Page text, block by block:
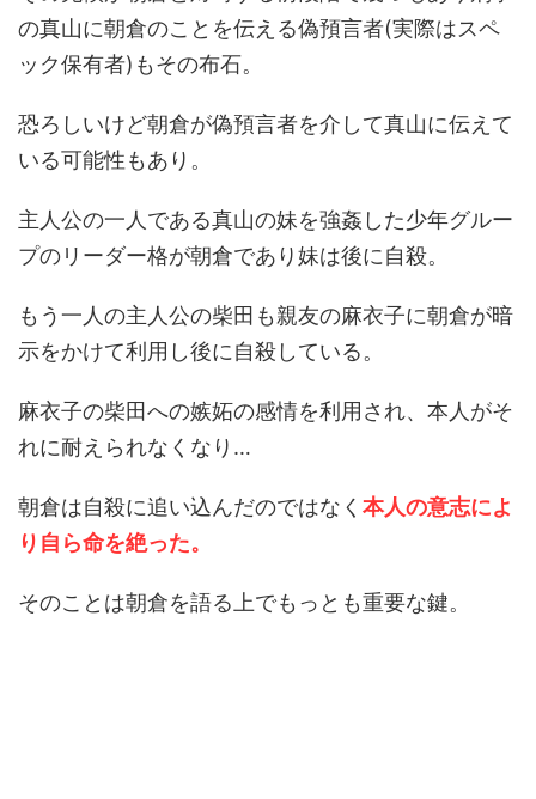
の真山に朝倉のことを伝える偽預言者(実際はスペ
ック保有者)もその布石。
恐ろしいけど朝倉が偽預言者を介して真山に伝えて
いる可能性もあり。
主人公の一人である真山の妹を強姦した少年グルー
プのリーダー格が朝倉であり妹は後に自殺。
もう一人の主人公の柴田も親友の麻衣子に朝倉が暗
示をかけて利用し後に自殺している。
麻衣子の柴田への嫉妬の感情を利用され、本人がそ
れに耐えられなくなり…
朝倉は自殺に追い込んだのではなく 本人の意志によ
り自ら命を絶った。
そのことは朝倉を語る上でもっとも重要な鍵。